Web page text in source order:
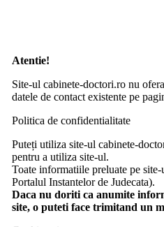
Atentie!
Site-ul cabinete-doctori.ro nu
datele de contact existente pe
Politica de confidentialitate
Puteți utiliza site-ul cabinete-
pentru a utiliza site-ul.
Toate informatiile preluate pe
Portalul Instantelor de Judecata).
Daca nu doriti ca anumite
site, o puteti face trimitand un